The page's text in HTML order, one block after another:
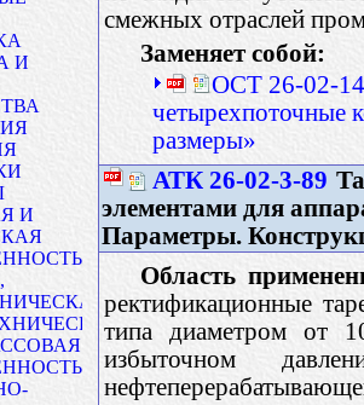
И
И
смежных отраслей
Заменяет собой:
ОСТ 26-02-
четырехпоточные
размеры»
АТК 26-02-3-89
элементами для
Параметры.
Область
ректификационные
типа диаметром от
избыточном